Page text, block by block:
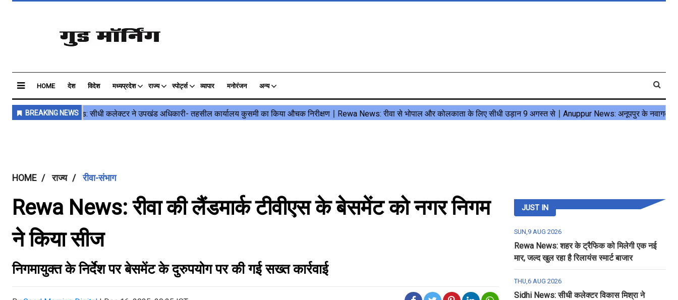
HOME देश विदेश मध्यप्रदेश राज्य स्पोर्ट्स व्यापार मनोरंजन अन्य
HOME राज्य रीवा-संभाग
Rewa News: रीवा की लैंडमार्क टीवीएस के बेसमेंट को नगर निगम
ने किया सीज
निगमायुक्त के निर्देश पर बेसमेंट के दुरुपयोग पर की गई सख्त कार्रवाई
JUST IN
SUN,9 AUG 2026
Rewa News: शहर के ट्रैफिक को मिलेगी एक नई
मार, जल्द खुल रहा है रिलायंस स्मार्ट बाजार
THU,6 AUG 2026
Sidhi News: सीधी कलेक्टर विकास मिश्रा ने